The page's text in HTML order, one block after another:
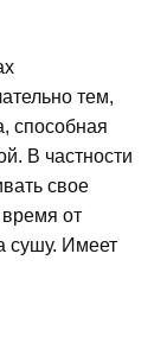
тем,
способная
В частности
свое
от
сушу. Имеет